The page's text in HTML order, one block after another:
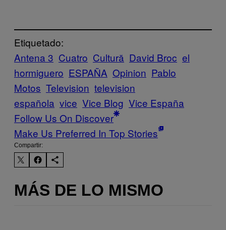
Etiquetado:
Antena 3 Cuatro Cultură David Broc el
hormiguero ESPAÑA Opinion Pablo
Motos Television television
española vice Vice Blog Vice España
Follow Us On Discover
Make Us Preferred In Top Stories
Compartir:
MÁS DE LO MISMO